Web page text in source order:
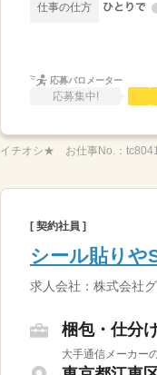
仕事の仕方
応募バロメーター
応募集中!
イチオシ★ お仕事No.：
[ 契約社員 ]
シール貼りや
求人会社：株式会社
梱包・仕分
大手通信メーカー